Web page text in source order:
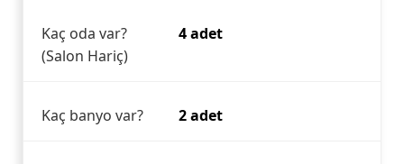
Kaç oda var?
(Salon Hariç)
4 adet
Kaç banyo var? 2 adet